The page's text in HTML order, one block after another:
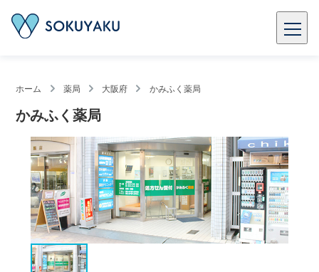
ホーム 薬局 大阪府 かみふく薬局
かみふく薬局